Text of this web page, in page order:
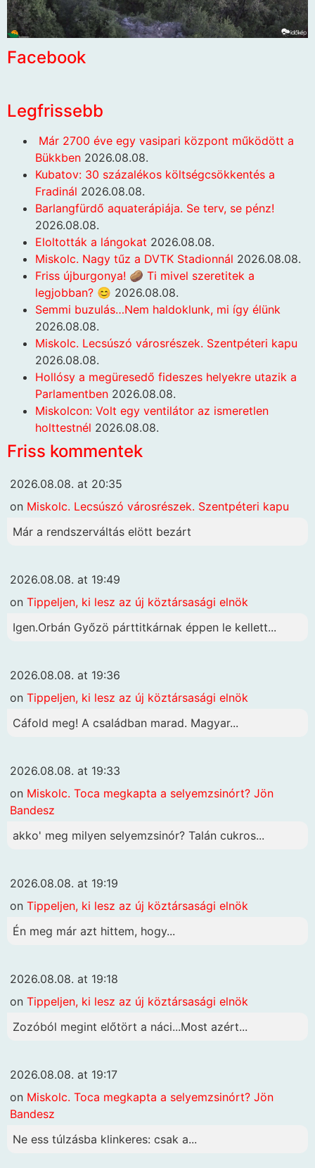
Facebook
Legfrissebb
Már 2700 éve egy vasipari központ működött a
Bükkben 2026.08.08.
Kubatov: 30 százalékos költségcsökkentés a
Fradinál 2026.08.08.
Barlangfürdő aquaterápiája. Se terv, se pénz!
2026.08.08.
Eloltották a lángokat 2026.08.08.
Miskolc. Nagy tűz a DVTK Stadionnál 2026.08.08.
Friss újburgonya! 🥔 Ti mivel szeretitek a
legjobban? 😊 2026.08.08.
Semmi buzulás…Nem haldoklunk, mi így élünk
2026.08.08.
Miskolc. Lecsúszó városrészek. Szentpéteri kapu
2026.08.08.
Hollósy a megüresedő fideszes helyekre utazik a
Parlamentben 2026.08.08.
Miskolcon: Volt egy ventilátor az ismeretlen
holttestnél 2026.08.08.
Friss kommentek
2026.08.08. at 20:35
on Miskolc. Lecsúszó városrészek. Szentpéteri kapu
Már a rendszerváltás elött bezárt
2026.08.08. at 19:49
on Tippeljen, ki lesz az új köztársasági elnök
Igen.Orbán Győzö párttitkárnak éppen le kellett...
2026.08.08. at 19:36
on Tippeljen, ki lesz az új köztársasági elnök
Cáfold meg! A családban marad. Magyar...
2026.08.08. at 19:33
on Miskolc. Toca megkapta a selyemzsinórt? Jön
Bandesz
akko' meg milyen selyemzsinór? Talán cukros...
2026.08.08. at 19:19
on Tippeljen, ki lesz az új köztársasági elnök
Én meg már azt hittem, hogy...
2026.08.08. at 19:18
on Tippeljen, ki lesz az új köztársasági elnök
Zozóból megint előtört a náci...Most azért...
2026.08.08. at 19:17
on Miskolc. Toca megkapta a selyemzsinórt? Jön
Bandesz
Ne ess túlzásba klinkeres: csak a...